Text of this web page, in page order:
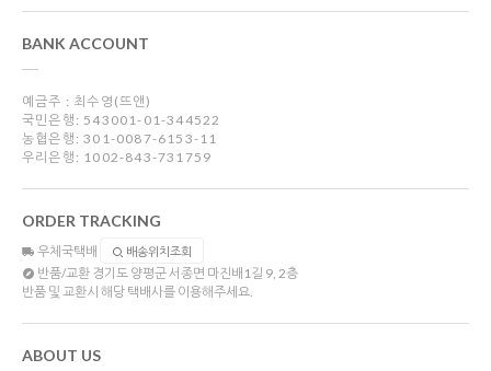
BANK ACCOUNT
예금주 : 최수영(뜨앤)
국민은행: 543001-01-344522
농협은행: 301-0087-6153-11
우리은행: 1002-843-731759
ORDER TRACKING
우체국택배 배송위치조회
반품/교환 경기도 양평군 서종면 마진배1길 9, 2층
반품 및 교환시 해당 택배사를 이용해주세요.
ABOUT US